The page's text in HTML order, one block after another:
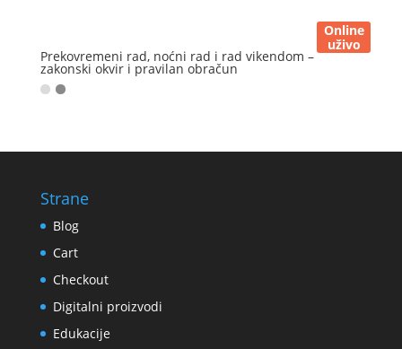
Online
uživo
Prekovremeni rad, noćni rad i rad vikendom –
zakonski okvir i pravilan obračun
Strane
Blog
Cart
Checkout
Digitalni proizvodi
Edukacije